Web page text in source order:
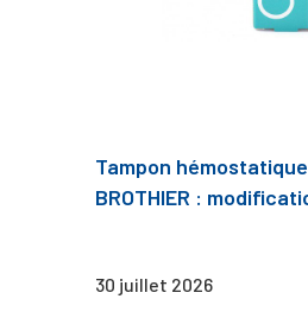
Tampon
BROTHIER :
30 juillet 2026